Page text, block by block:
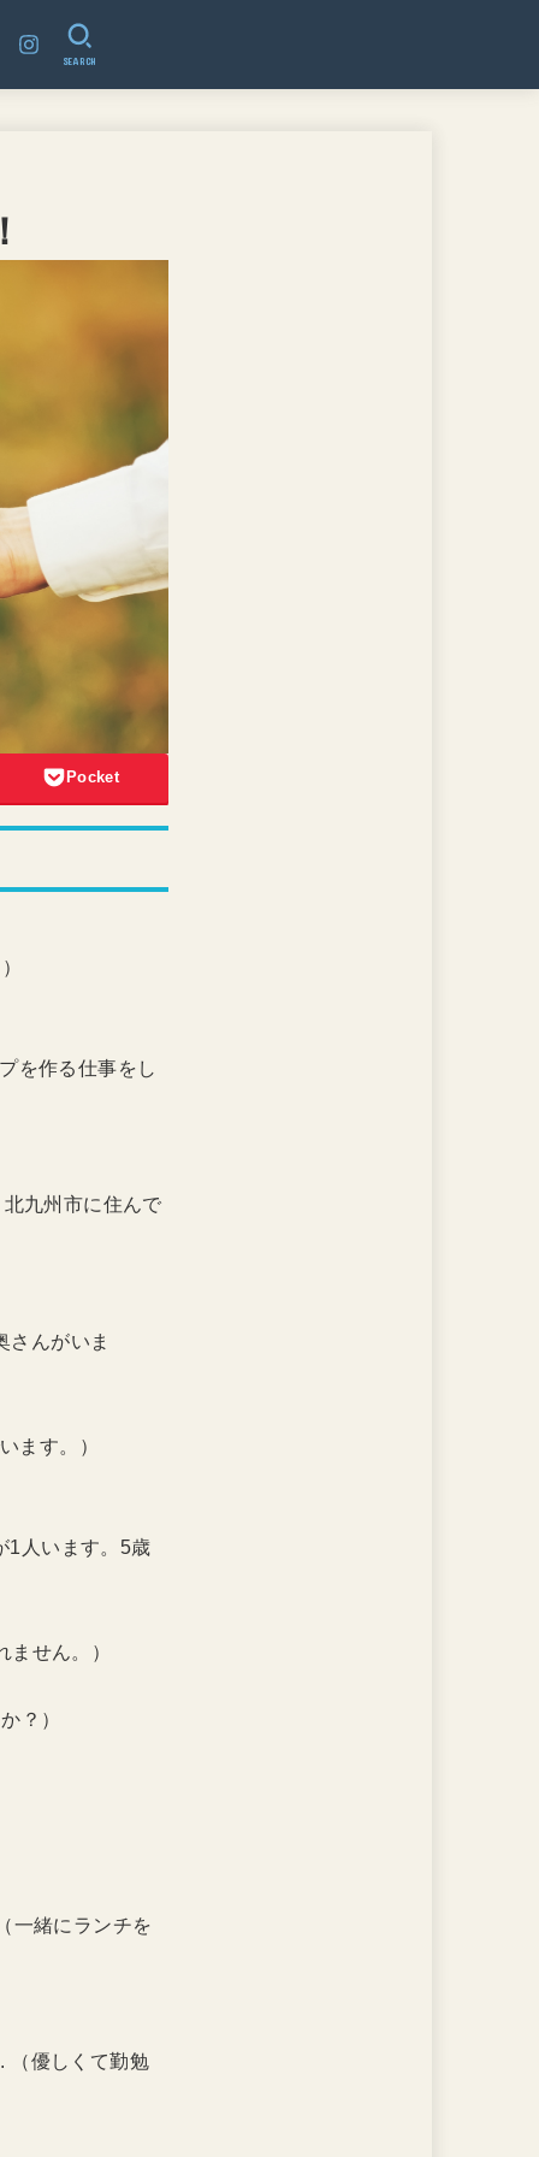
SEARCH
Pocket
を作る仕事をし
九州市に住んで
さんがいま
ます。）
1人います。5歳
せん。）
？）
一緒にランチを
（優しくて勤勉